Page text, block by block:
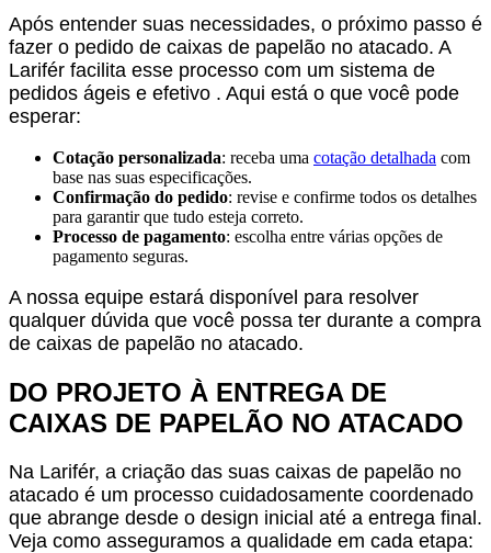
Após entender suas necessidades, o próximo passo é
fazer o pedido de caixas de papelão no atacado. A
Larifér facilita esse processo com um sistema de
pedidos ágeis e efetivo . Aqui está o que você pode
esperar:
Cotação personalizada: receba uma cotação detalhada com
base nas suas especificações.
Confirmação do pedido: revise e confirme todos os detalhes
para garantir que tudo esteja correto.
Processo de pagamento: escolha entre várias opções de
pagamento seguras.
A nossa equipe estará disponível para resolver
qualquer dúvida que você possa ter durante a compra
de caixas de papelão no atacado.
DO PROJETO À ENTREGA DE
CAIXAS DE PAPELÃO NO ATACADO
Na Larifér, a criação das suas caixas de papelão no
atacado é um processo cuidadosamente coordenado
que abrange desde o design inicial até a entrega final.
Veja como asseguramos a qualidade em cada etapa: